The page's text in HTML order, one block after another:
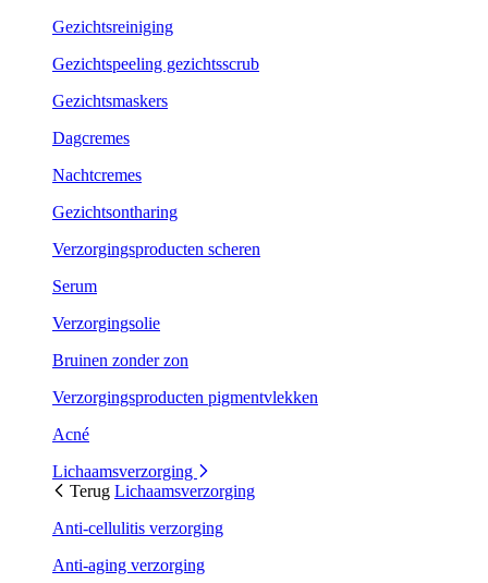
Gezichtsreiniging
Gezichtspeeling gezichtsscrub
Gezichtsmaskers
Dagcremes
Nachtcremes
Gezichtsontharing
Verzorgingsproducten scheren
Serum
Verzorgingsolie
Bruinen zonder zon
Verzorgingsproducten pigmentvlekken
Acné
Lichaamsverzorging
Terug Lichaamsverzorging
Anti-cellulitis verzorging
Anti-aging verzorging